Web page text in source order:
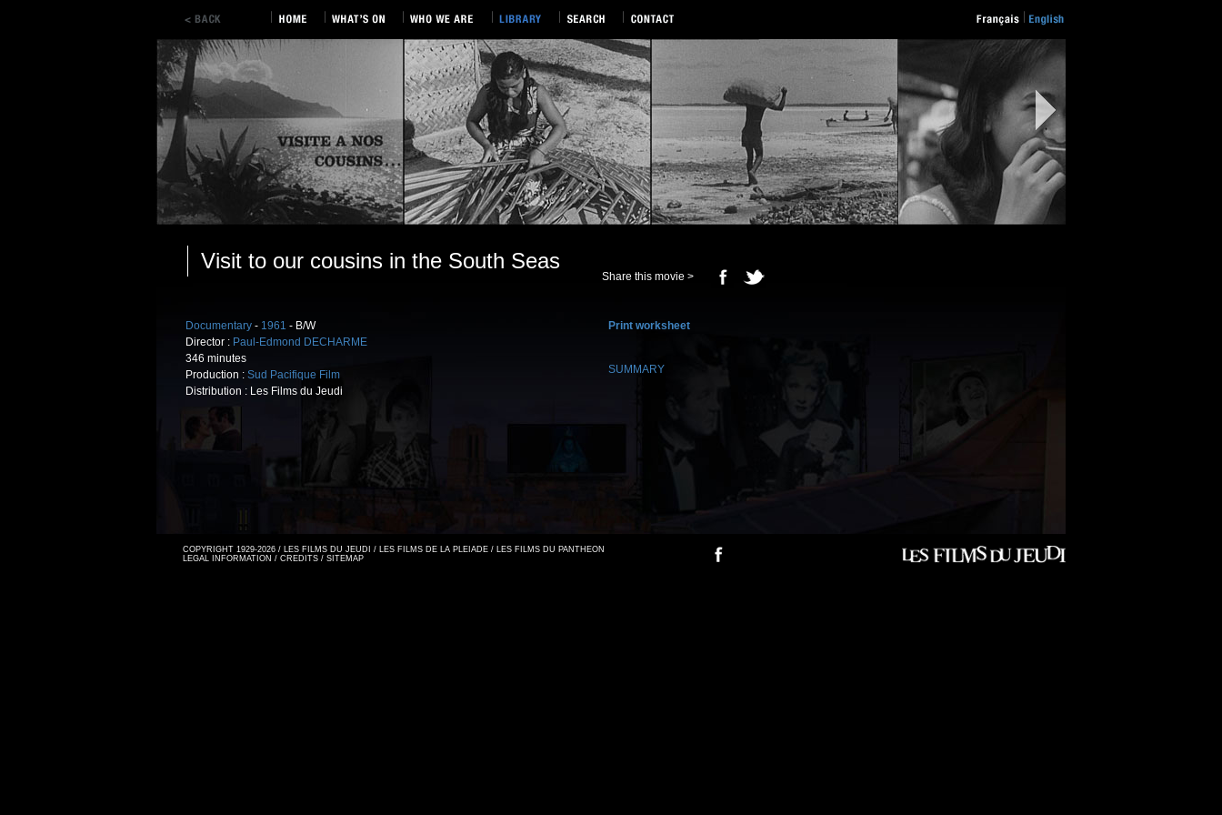
Visit to our cousins in the South Seas
Share this movie >
Documentary - 1961 - B/W
Director : Paul-Edmond DECHARME
346 minutes
Production : Sud Pacifique Film
Distribution : Les Films du Jeudi
Print worksheet
SUMMARY
COPYRIGHT 1929-2026 / LES FILMS DU JEUDI / LES FILMS DE LA PLEIADE / LES FILMS DU PANTHEON
LEGAL INFORMATION / CREDITS / SITEMAP